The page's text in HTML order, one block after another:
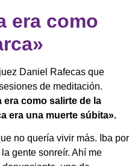
era como
Daniel Rafecas que
de meditación.
era como salirte de la
era una muerte súbita».
no quería vivir más. Iba por
gente sonreír. Ahí me